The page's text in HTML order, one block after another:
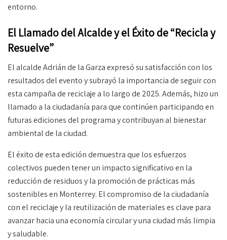
entorno.
El Llamado del Alcalde y el Éxito de “Recicla y
Resuelve”
El alcalde Adrián de la Garza expresó su satisfacción con los
resultados del evento y subrayó la importancia de seguir con
esta campaña de reciclaje a lo largo de 2025. Además, hizo un
llamado a la ciudadanía para que continúen participando en
futuras ediciones del programa y contribuyan al bienestar
ambiental de la ciudad.
El éxito de esta edición demuestra que los esfuerzos
colectivos pueden tener un impacto significativo en la
reducción de residuos y la promoción de prácticas más
sostenibles en Monterrey. El compromiso de la ciudadanía
con el reciclaje y la reutilización de materiales es clave para
avanzar hacia una economía circular y una ciudad más limpia
y saludable.